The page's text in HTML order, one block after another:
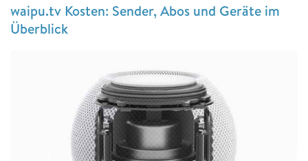
waipu.tv Kosten: Sender, Abos und Geräte im
Überblick